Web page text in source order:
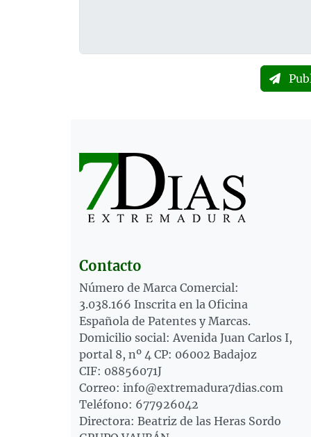
Contacto
Número de Marca Comercial:
3.038.166 Inscrita en la Oficina
Española de Patentes y Marcas.
Domicilio social: Avenida Juan Carlos I,
portal 8, nº 4 CP: 06002 Badajoz
CIF: 08856071J
Correo: info@extremadura7dias.com
Teléfono: 677926042
Directora: Beatriz de las Heras Sordo